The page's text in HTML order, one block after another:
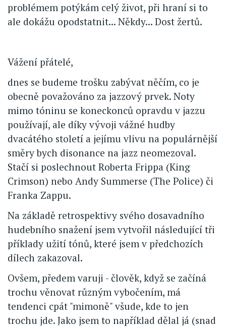
problémem potýkám celý život, při hraní si to
ale dokážu opodstatnit... Někdy... Dost žertů.
Vážení přátelé,
dnes se budeme trošku zabývat něčím, co je
obecně považováno za jazzový prvek. Noty
mimo tóninu se koneckonců opravdu v jazzu
používají, ale díky vývoji vážné hudby
dvacátého století a jejímu vlivu na populárnější
směry bych disonance na jazz neomezoval.
Stačí si poslechnout Roberta Frippa (King
Crimson) nebo Andy Summerse (The Police) či
Franka Zappu.
Na základě retrospektivy svého dosavadního
hudebního snažení jsem vytvořil následující tři
příklady užití tónů, které jsem v předchozích
dílech zakazoval.
Ovšem, předem varuji - člověk, když se začíná
trochu věnovat různým vybočením, má
tendenci cpát "mimoně" všude, kde to jen
trochu jde. Jako jsem to například dělal já (snad